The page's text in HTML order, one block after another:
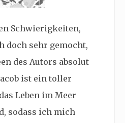
Schwierigkeiten,
doch sehr gemocht,
des Autors absolut
ist ein toller
Leben im Meer
sodass ich mich